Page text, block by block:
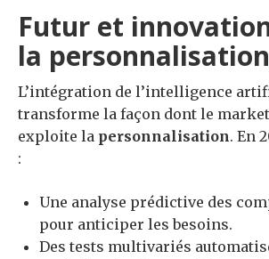
Futur et
la
L’intégration de l’intelligence
transforme la façon dont le
exploite la personnalisation. En
:
Une analyse prédictive des
pour anticiper les besoins.
Des tests multivariés